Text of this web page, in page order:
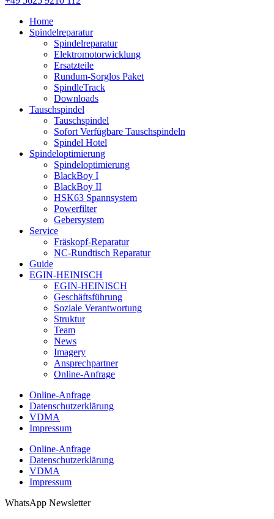
Home
Spindelreparatur
Spindelreparatur
Elektromotorwicklung
Ersatzteile
Rundum-Sorglos Paket
SpindleTrack
Downloads
Tauschspindel
Tauschspindel
Sofort Verfügbare Tauschspindeln
Spindel Hotel
Spindeloptimierung
Spindeloptimierung
BlackBoy I
BlackBoy II
HSK63 Spannsystem
Powerfilter
Gebersystem
Service
Fräskopf-Reparatur
NC-Rundtisch Reparatur
Guide
EGIN-HEINISCH
EGIN-HEINISCH
Geschäftsführung
Soziale Verantwortung
Struktur
Team
News
Imagery
Ansprechpartner
Online-Anfrage
Online-Anfrage
Datenschutzerklärung
VDMA
Impressum
Online-Anfrage
Datenschutzerklärung
VDMA
Impressum
WhatsApp Newsletter